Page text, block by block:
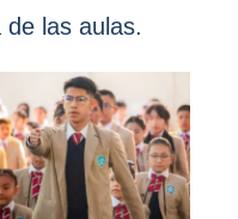
las aulas.